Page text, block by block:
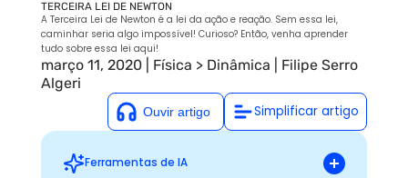
TERCEIRA LEI DE NEWTON
A Terceira Lei de Newton é a lei da ação e reação. Sem essa lei,
caminhar seria algo impossível! Curioso? Então, venha aprender
tudo sobre essa lei aqui!
março 11, 2020 Física > Dinâmica
Filipe Serro
Algeri
Simplificar artigo
Ferramentas de IA